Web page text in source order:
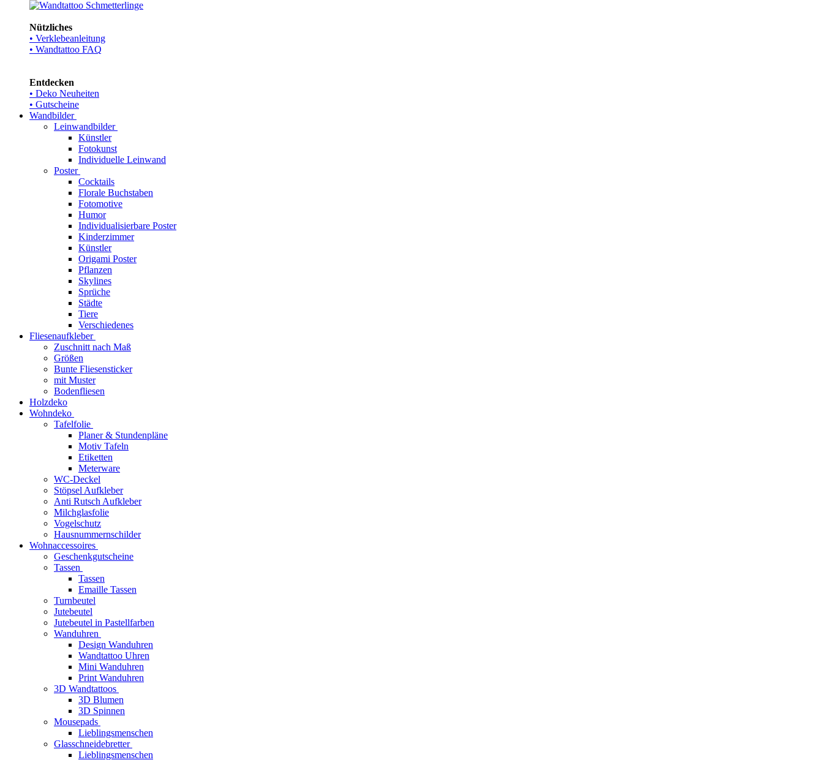
Nützliches
• Verklebeanleitung
• Wandtattoo FAQ
Entdecken
• Deko Neuheiten
• Gutscheine
Wandbilder
Leinwandbilder
Künstler
Fotokunst
Individuelle Leinwand
Poster
Cocktails
Florale Buchstaben
Fotomotive
Humor
Individualisierbare Poster
Kinderzimmer
Künstler
Origami Poster
Pflanzen
Skylines
Sprüche
Städte
Tiere
Verschiedenes
Fliesenaufkleber
Zuschnitt nach Maß
Größen
Bunte Fliesensticker
mit Muster
Bodenfliesen
Holzdeko
Wohndeko
Tafelfolie
Planer & Stundenpläne
Motiv Tafeln
Etiketten
Meterware
WC-Deckel
Stöpsel Aufkleber
Anti Rutsch Aufkleber
Milchglasfolie
Vogelschutz
Hausnummernschilder
Wohnaccessoires
Geschenkgutscheine
Tassen
Tassen
Emaille Tassen
Turnbeutel
Jutebeutel
Jutebeutel in Pastellfarben
Wanduhren
Design Wanduhren
Wandtattoo Uhren
Mini Wanduhren
Print Wanduhren
3D Wandtattoos
3D Blumen
3D Spinnen
Mousepads
Lieblingsmenschen
Glasschneidebretter
Lieblingsmenschen